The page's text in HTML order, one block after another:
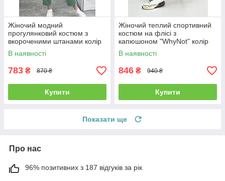
Жіночий модний
прогулянковий костюм з
вкороченими штанами колір
фісташковий
В наявності
783 ₴ 870 ₴
Купити
Жіночий теплий спортивний
костюм на флісі з
капюшоном "WhyNot" колір
капучино весна осені
В наявності
846 ₴ 940 ₴
Купити
Показати ще
Про нас
96% позитивних з 187 відгуків за рік